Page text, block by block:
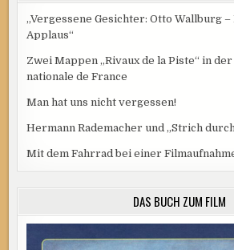
„Vergessene Gesichter: Otto Wallburg
Applaus“
Zwei Mappen „Rivaux de la Piste“ in
nationale de France
Man hat uns nicht vergessen!
Hermann Rademacher und „Strich
Mit dem Fahrrad bei einer
DAS BUCH ZUM FILM